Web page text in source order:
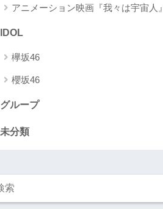
アニメーション映画『我々は宇宙人』
IDOL
欅坂46
櫻坂46
グループ
未分類